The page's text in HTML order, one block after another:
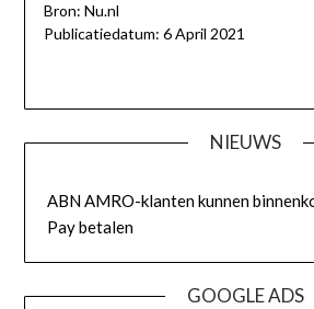
Bron: Nu.nl
Publicatiedatum: 6 April 2021
NIEUWS
ABN AMRO-klanten kunnen
Pay betalen
GOOGLE ADS